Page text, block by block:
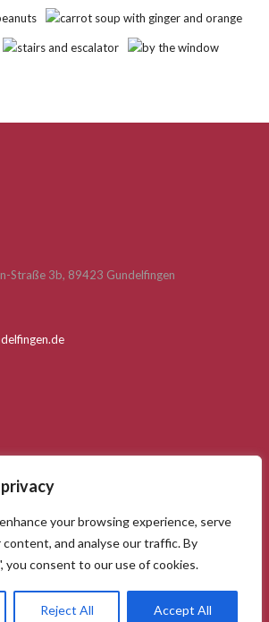
your browsing experience, serve
content, and analyse our traffic. By
you consent to our use of cookies.
Reject All Accept All
Straße 3b, 89423 Gundelfingen
uns
Speisekarte
2020 © Webentwicklung durch die